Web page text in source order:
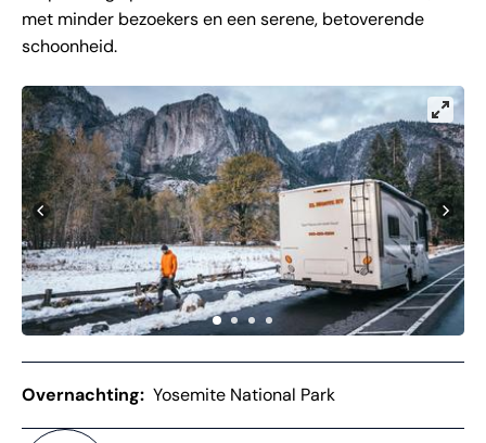
met minder bezoekers en een serene, betoverende
schoonheid.
Overnachting: Yosemite National Park